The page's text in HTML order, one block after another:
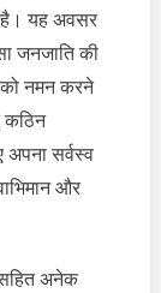
है। यह अवसर
जनजाति की
को नमन करने
कठिन
अपना सर्वस्व
और
सहित अनेक